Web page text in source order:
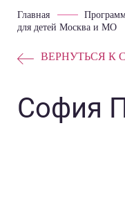
Главная
для детей Москва и МО
ВЕРНУТЬСЯ К
София